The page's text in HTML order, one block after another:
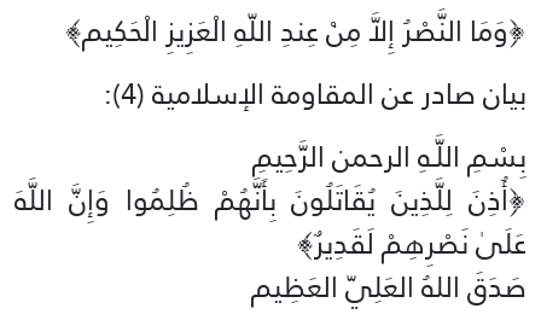
﴿وَمَا النَّصْرُ إِلاَّ مِنْ عِندِ اللّهِ الْعَزِيزِ الْحَكِيم﴾‏
بيان صادر عن المقاومة الإسلامية (4):‏
بِسْمِ اللَّـهِ الرحمن الرَّحِيمِ
‏﴿أُذِنَ لِلَّذِينَ يُقَاتَلُونَ بِأَنَّهُمْ ظُلِمُوا وَإِنَّ اللَّهَ
عَلَىٰ نَصْرِهِمْ لَقَدِيرٌ﴾‏
صَدَقَ اللهُ العَلِيّ العَظِيم